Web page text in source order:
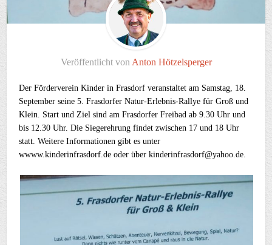
Veröffentlicht von Anton Hötzelsperger
Der Förderverein Kinder in Frasdorf veranstaltet am Samstag, 18.
September seine 5. Frasdorfer Natur-Erlebnis-Rallye für Groß und
Klein. Start und Ziel sind am Frasdorfer Freibad ab 9.30 Uhr und
bis 12.30 Uhr. Die Siegerehrung findet zwischen 17 und 18 Uhr
statt. Weitere Informationen gibt es unter
wwww.kinderinfrasdorf.de oder über kinderinfrasdorf@yahoo.de.